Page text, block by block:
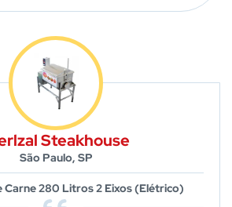
Steakhouse
São Paulo, SP
Carne 280 Litros 2 Eixos (Elétrico)